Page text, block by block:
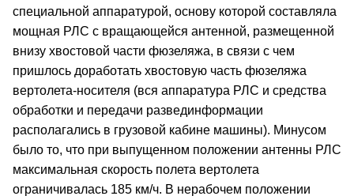
специальной аппаратурой, основу которой составляла
мощная РЛС с вращающейся антенной, размещенной
внизу хвостовой части фюзеляжа, в связи с чем
пришлось доработать хвостовую часть фюзеляжа
вертолета-носителя (вся аппаратура РЛС и средства
обработки и передачи развединформации
располагались в грузовой кабине машины). Минусом
было то, что при выпущенном положении антенны РЛС
максимальная скорость полета вертолета
ограничивалась 185 км/ч. В нерабочем положении